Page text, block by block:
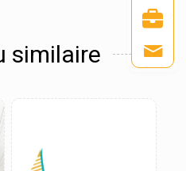
similaire